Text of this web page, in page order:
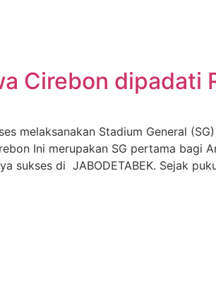
Cirebon dipadati
melaksanakan Stadium General
Ini merupakan SG pertama bagi
sukses di JABODETABEK. Sejak